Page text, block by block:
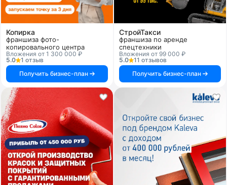
Копирка
франшиза фото-
копировального центра
Вложения от 1 300 000 ₽
5.0
1 отзыв
Получить бизнес-план
СтройТакси
франшиза по аренде
спецтехники
Вложения от 99 000 ₽
5.0
11 отзывов
Получить бизнес-план